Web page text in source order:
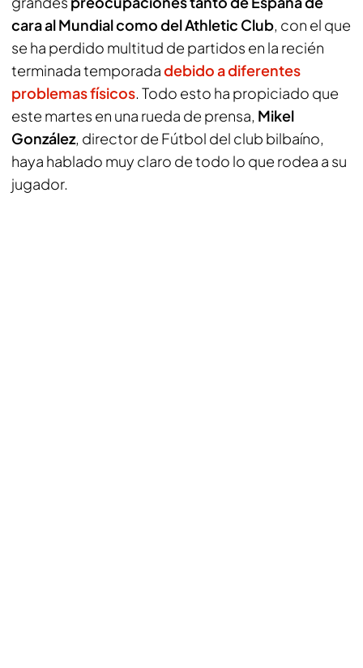
cara al Mundial como del Athletic Club, con el que
se ha perdido multitud de partidos en la recién
terminada temporadadebido a diferentes
problemas físicos. Todo esto ha propiciado que
este martes en una rueda de prensa, Mikel
González, director de Fútbol del club bilbaíno,
haya hablado muy claro de todo lo que rodea a su
jugador.